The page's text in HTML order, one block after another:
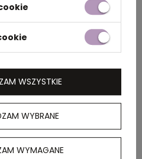
WYBRANE
WYMAGANE
WSZYSTKIE